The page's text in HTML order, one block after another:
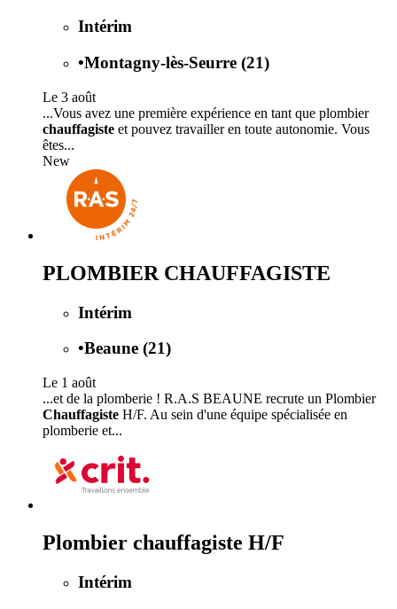
Intérim
•Montagny-lès-Seurre (21)
Le 3 août
...Vous avez une première expérience en tant que plombier
chauffagiste et pouvez travailler en toute autonomie. Vous
êtes...
New
PLOMBIER CHAUFFAGISTE
Intérim
•Beaune (21)
Le 1 août
...et de la plomberie ! R.A.S BEAUNE recrute un Plombier
Chauffagiste H/F. Au sein d'une équipe spécialisée en
plomberie et...
Plombier chauffagiste H/F
Intérim